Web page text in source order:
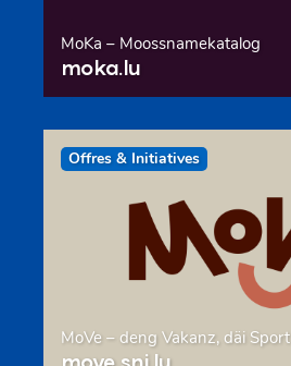
MoKa – Moossnamekatalog
moka.lu
Offres & Initiatives
MoVe – deng Vakanz, däi Sport